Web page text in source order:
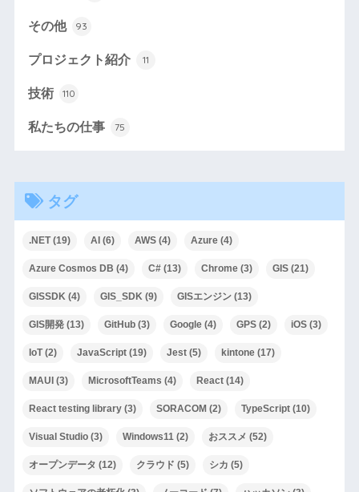
その他 93
プロジェクト紹介 11
技術 110
私たちの仕事 75
タグ
.NET(19) AI(6) AWS(4) Azure(4)
Azure Cosmos DB (4) C#(13) Chrome(3) GIS(21)
GISSDK (4) GIS_SDK (9) GISエンジン(13)
GIS開発(13) GitHub(3) Google(4) GPS(2) iOS(3)
IoT(2) JavaScript(19) Jest(5) kintone(17)
MAUI(3) MicrosoftTeams (4) React(14)
React testing library(3) SORACOM(2) TypeScript(10)
Visual Studio(3) Windows11 (2) おススメ (52)
オープンデータ (12) クラウド (5) シカ (5)